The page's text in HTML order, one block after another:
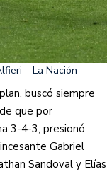
– La Nación
buscó siempre
que por
3-4-3, presionó
Gabriel
Sandoval y Elías